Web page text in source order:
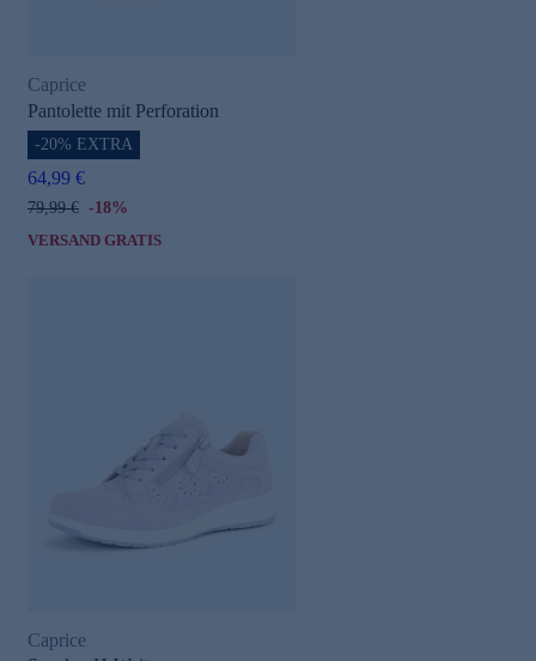
Caprice
Pantolette mit Perforation
-20% EXTRA
64,99 €
79,99 € -18%
VERSAND GRATIS
Caprice